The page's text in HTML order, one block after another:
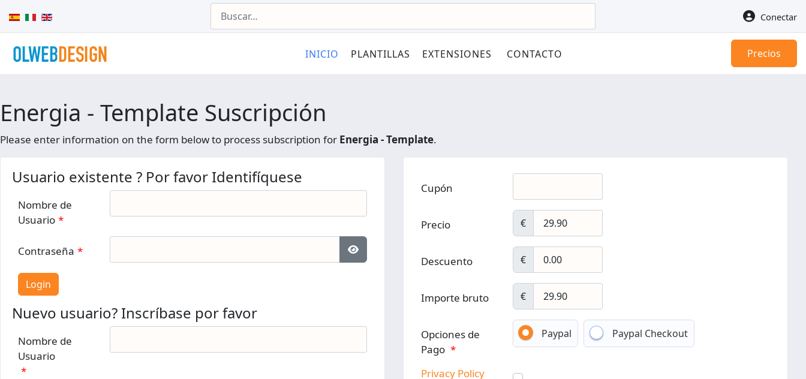
Seleccione su idioma Conectar
INICIO PLANTILLAS EXTENSIONES CONTACTO Precios
Energia - Template Suscripción
Please enter information on the form below to process subscription for Energia - Template.
Usuario existente ? Por favor Identifíquese
Nombre de
Usuario *
Contraseña *
Mostrar contraseña
Nuevo usuario? Inscríbase por favor
Nombre de
Usuario
*
Cupón
Precio €
Descuento €
Importe bruto €
Opciones de
Pago *
Paypal Paypal Checkout
Privacy Policy